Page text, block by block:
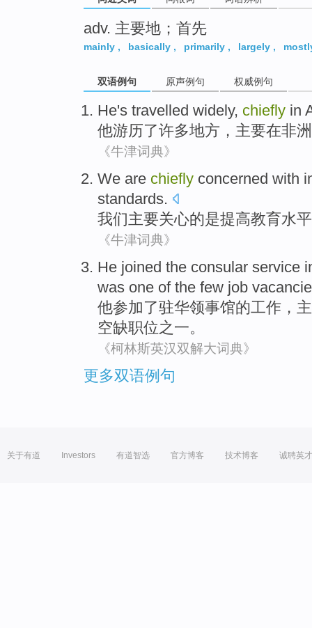
adv. 主要地；首先
mainly , basically , primarily , largely ,
双语例句 原声例句 权威例句
He's travelled widely, chiefly in
他游历了许多地方， 主要在非洲
《牛津词典》
We are chiefly concerned with
standards.
我们主要关心的是提高教育水平
《牛津词典》
He joined the consular service
was one of the few job
他参加了驻华领事馆的工作，
空缺职位之一。
《柯林斯英汉双解大词典》
更多双语例句
关于有道 Investors 有道智选 官方博客 技术博客 诚聘英才